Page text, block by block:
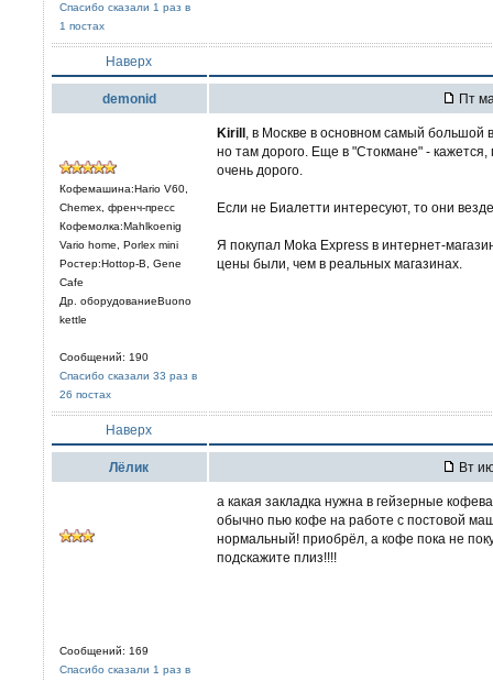
Спасибо сказали 1 раз в
1 постах
Наверх
demonid Пт
Кофемашина:Hario V60,
Chemex, френч-пресс
Кофемолка:Mahlkoenig
Vario home, Porlex mini
Ростер:Hottop-B, Gene
Cafe
Др. оборудованиеBuono
kettle
Сообщений: 190
Спасибо сказали 33 раз в
26 постах
Kirill , в Москве в основном самый большой
но там дорого. Еще в "Стокмане" -
очень дорого.
Если не Биалетти интересуют, то они
Я покупал Moka Express в интернет-
цены были, чем в реальных магазинах.
Наверх
Лёлик Вт
Сообщений: 169
Спасибо сказали 1 раз в
а какая закладка нужна в гейзерные
обычно пью кофе на работе с постовой
нормальный! приобрёл, а кофе пока не
подскажите плиз!!!!